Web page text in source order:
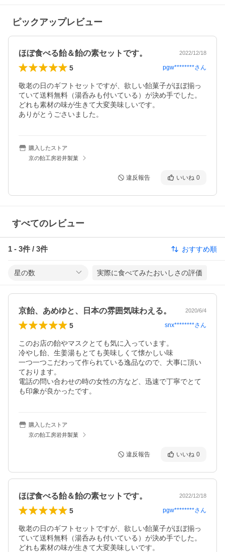
ピックアップレビュー
ほぼ食べる飴＆飴の素セットです。 2022/12/18
5 pgw********さん
敬老の日のギフトセットですが、欲しい飴菓子がほぼ揃っ
ていて送料無料（湯呑みも付いている）が決め手でした。
どれも素材の味が生きて大変美味しいです。
ありがとうごさいました。
購入したストア
京の飴工房岩井製菓
違反報告 いいね 0
すべてのレビュー
1 - 3件 / 3件 おすすめ順
星の数 実際に食べてみたおいしさの評価
京飴、あめゆと、日本の雰囲気味わえる。 2020/6/4
5 snx********さん
このお店の飴やマスクとても気に入っています。
冷やし飴、生姜湯もとても美味しくて懐かしい味
一つ一つこだわって作られている逸品なので、大事に頂い
ております。
電話の問い合わせの時の女性の方など、迅速で丁寧でとて
も印象が良かったです。
購入したストア
京の飴工房岩井製菓
違反報告 いいね 0
ほぼ食べる飴＆飴の素セットです。 2022/12/18
5 pgw********さん
敬老の日のギフトセットですが、欲しい飴菓子がほぼ揃っ
ていて送料無料（湯呑みも付いている）が決め手でした。
どれも素材の味が生きて大変美味しいです。